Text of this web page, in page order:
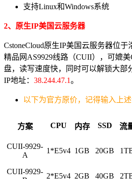
支持Linux和Windows系统
2、原生IP美国云服务器
CstoneCloud原生IP美国云服务器位
精品网AS9929线路（CUII），可媲
盘，读写速度快，同时可以解锁大部
IP地址： 38.244.47.1。
以下为官方原价，记得输入上
方案 CPU 内存 SSD 流
CUII-9929-
A
1*E5v4 1GB 20GB
CUII-9929-
2*E5v4 2GB 40GB